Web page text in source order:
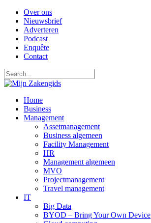
Over ons
Nieuwsbrief
Adverteren
Podcast
Enquête
Contact
Home
Business
Management
Assetmanagement
Business algemeen
Facility Management
HR
Management algemeen
MVO
Projectmanagement
Travel management
IT
Big Data
BYOD – Bring Your Own Device